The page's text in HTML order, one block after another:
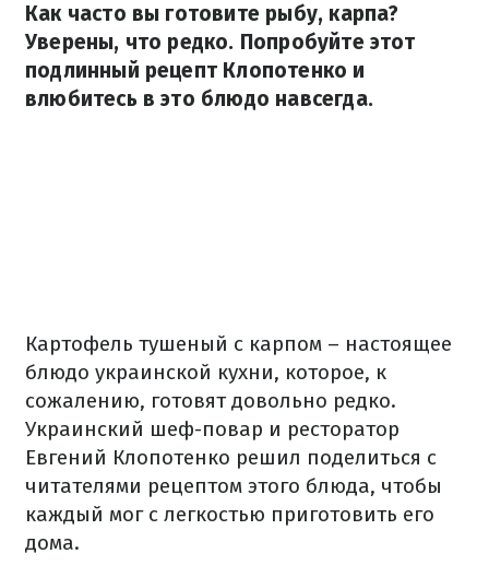
Как часто вы готовите рыбу, карпа?
Уверены, что редко. Попробуйте этот
подлинный рецепт Клопотенко и
влюбитесь в это блюдо навсегда.
Картофель тушеный с карпом – настоящее
блюдо украинской кухни, которое, к
сожалению, готовят довольно редко.
Украинский шеф-повар и ресторатор
Евгений Клопотенко решил поделиться с
читателями рецептом этого блюда, чтобы
каждый мог с легкостью приготовить его
дома.